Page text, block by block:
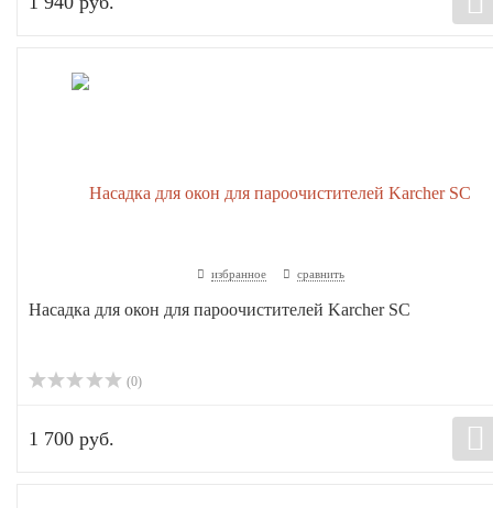
избранное сравнить
Насадка для окон для пароочистителей Karcher SC
(0)
1 700 руб.